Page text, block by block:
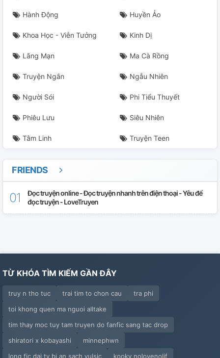
Hành Động Huyền Ảo
Khoa Học - Viễn Tưởng Kinh Dị
Lãng Mạn Ma Cà Rồng
Truyện Ngắn Ngẫu Nhiên
Người Sói Phi Tiểu Thuyết
Phiêu Lưu Siêu Nhiên
Tâm Linh Truyện Teen
FRIENDS
Đọc truyện online - Đọc truyện nhanh trên điện thoại - Yêu để
đọc truyện - LoveTruyen
TỪ KHÓA TÌM KIẾM GẦN ĐÂY
truy n tho tuc trai tim to chon cau
tra phi
toi khong quen ma nguoi alltake
tim thay moc tuy tam truyen do fanfic sang tac drop
shiratori x kobayashi
minnephwn
long fic dai ty bi an sach yulsic
kookv nolovenolif